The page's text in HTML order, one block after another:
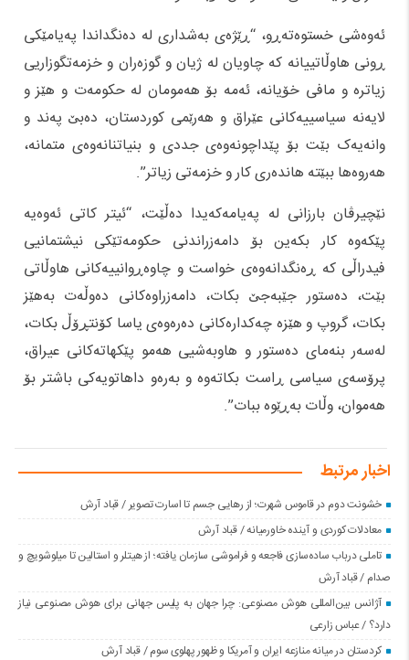
ئەوەشی خستوەتەڕو، “ڕێژه‌ى به‌شدارى له‌ ده‌نگداندا په‌یامێکى
ڕونى هاوڵاتییانه‌ که‌ چاویان له‌ ژیان و گوزه‌ر‌ان و خزمه‌تگوزاریى
زیاتره و مافى خۆیانه‌‌، ئه‌مه‌ بۆ هه‌مومان له‌ حکومه‌ت و هێز و
لایه‌نه‌ سیاسییه‌کانى عێراق و هه‌رێمى کوردستان، ده‌بێ په‌ند و
وانه‌یه‌ک بێت بۆ پێداچونه‌وه‌ى جددى و بنیاتنانه‌وه‌ى متمانه‌،
هه‌روه‌ها ببێته‌ هانده‌رى کار و خزمه‌تى زیاتر”.
نێچیرڤان بارزانی لە پەیامەکەیدا دەڵێت، “ئیتر کاتى ئه‌وه‌یه‌
پێکه‌وه‌ کار بکه‌ین بۆ دامه‌زراندنی حکومه‌تێکی نیشتمانیی
فیدراڵى که‌ ڕه‌نگدانه‌وه‌ی خواست و‌ چاوه‌ڕوانییه‌کانی هاوڵاتی
بێت، ده‌ستور جێبه‌جێ بکات، دامه‌زراوه‌کانى ده‌وڵه‌ت به‌هێز
بکات، گروپ و هێزه‌ چه‌کداره‌کانى ده‌ره‌وه‌ى یاسا کۆنتڕۆڵ بکات‌،
له‌سه‌ر بنه‌ماى ده‌ستور و هاوبه‌شیى هه‌مو پێکهاته‌کانى عیراق،
پرۆسه‌ى سیاسى ڕاست بکاته‌وه و به‌ره‌و داهاتویه‌کى باشتر بۆ
هه‌موان، وڵات به‌ڕێوه‌ ببات”.
اخبار مرتبط
خشونت دوم در قاموس شهرت؛ از رهایی جسم تا اسارت تصویر / قباد آرش
معادلات کوردی و آینده خاورمیانه / قباد آرش
تاملی درباب سادەسازی فاجعە و فراموشی سازمان یافتە؛ از هیتلر و استالین تا میلوشویچ و
صدام / قباد آرش
آژانس بین‌المللی هوش مصنوعی: چرا جهان به پلیس جهانی برای هوش مصنوعی نیاز
دارد؟ / عباس زارعی
کردستان در میانه منازعە ایران و آمریکا و ظهور پهلوی سوم / قباد آرش